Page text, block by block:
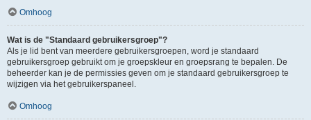
Omhoog
Wat is de "Standaard gebruikersgroep"?
Als je lid bent van meerdere gebruikersgroepen, word je standaard
gebruikersgroep gebruikt om je groepskleur en groepsrang te bepalen. De
beheerder kan je de permissies geven om je standaard gebruikersgroep te
wijzigen via het gebruikerspaneel.
Omhoog